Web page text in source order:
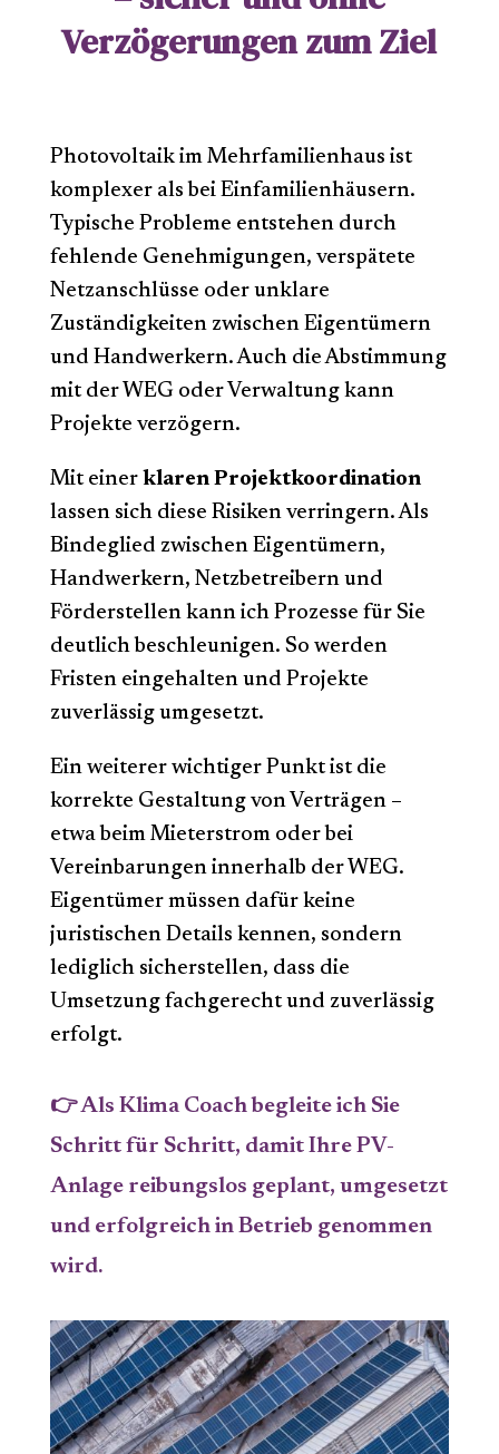
Verzögerungen zum Ziel
Photovoltaik im Mehrfamilienhaus ist
komplexer als bei Einfamilienhäusern.
Typische Probleme entstehen durch
fehlende Genehmigungen, verspätete
Netzanschlüsse oder unklare
Zuständigkeiten zwischen Eigentümern
und Handwerkern. Auch die Abstimmung
mit der WEG oder Verwaltung kann
Projekte verzögern.
Mit einer klaren Projektkoordination
lassen sich diese Risiken verringern. Als
Bindeglied zwischen Eigentümern,
Handwerkern, Netzbetreibern und
Förderstellen kann ich Prozesse für Sie
deutlich beschleunigen. So werden
Fristen eingehalten und Projekte
zuverlässig umgesetzt.
Ein weiterer wichtiger Punkt ist die
korrekte Gestaltung von Verträgen –
etwa beim Mieterstrom oder bei
Vereinbarungen innerhalb der WEG.
Eigentümer müssen dafür keine
juristischen Details kennen, sondern
lediglich sicherstellen, dass die
Umsetzung fachgerecht und zuverlässig
erfolgt.
👉 Als Klima Coach begleite ich Sie
Schritt für Schritt, damit Ihre PV-
Anlage reibungslos geplant, umgesetzt
und erfolgreich in Betrieb genommen
wird.